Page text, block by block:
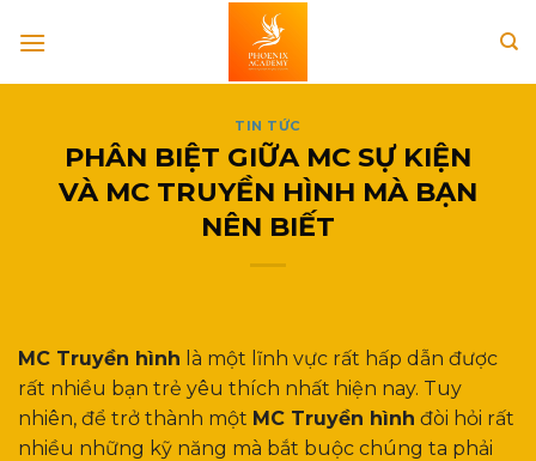
TIN TỨC
PHÂN BIỆT GIỮA MC SỰ KIỆN
VÀ MC TRUYỀN HÌNH MÀ BẠN
NÊN BIẾT
MC Truyền hình là một lĩnh vực rất hấp dẫn được
rất nhiều bạn trẻ yêu thích nhất hiện nay. Tuy
nhiên, để trở thành một MC Truyền hình đòi hỏi rất
nhiều những kỹ năng mà bắt buộc chúng ta phải